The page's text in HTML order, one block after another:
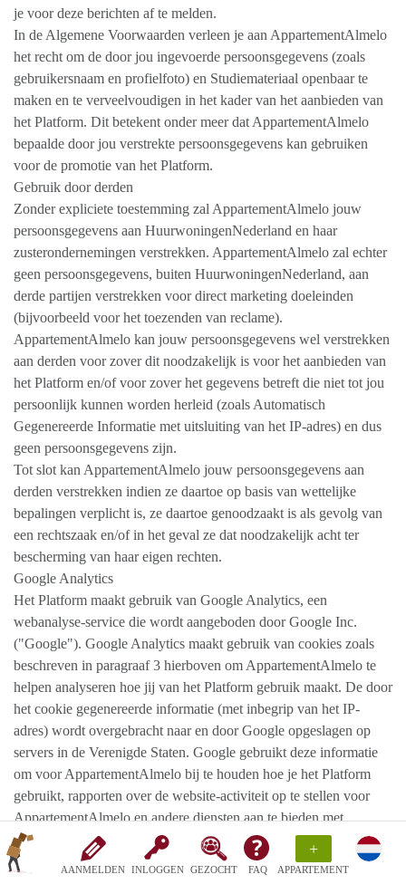
AANMELDEN INLOGGEN GEZOCHT FAQ
+
APPARTEMENT
je voor deze berichten af te melden.
In de Algemene Voorwaarden verleen je aan AppartementAlmelo
het recht om de door jou ingevoerde persoonsgegevens (zoals
gebruikersnaam en profielfoto) en Studiemateriaal openbaar te
maken en te verveelvoudigen in het kader van het aanbieden van
het Platform. Dit betekent onder meer dat AppartementAlmelo
bepaalde door jou verstrekte persoonsgegevens kan gebruiken
voor de promotie van het Platform.
Gebruik door derden
Zonder expliciete toestemming zal AppartementAlmelo jouw
persoonsgegevens aan HuurwoningenNederland en haar
zusterondernemingen verstrekken. AppartementAlmelo zal echter
geen persoonsgegevens, buiten HuurwoningenNederland, aan
derde partijen verstrekken voor direct marketing doeleinden
(bijvoorbeeld voor het toezenden van reclame).
AppartementAlmelo kan jouw persoonsgegevens wel verstrekken
aan derden voor zover dit noodzakelijk is voor het aanbieden van
het Platform en/of voor zover het gegevens betreft die niet tot jou
persoonlijk kunnen worden herleid (zoals Automatisch
Gegenereerde Informatie met uitsluiting van het IP-adres) en dus
geen persoonsgegevens zijn.
Tot slot kan AppartementAlmelo jouw persoonsgegevens aan
derden verstrekken indien ze daartoe op basis van wettelijke
bepalingen verplicht is, ze daartoe genoodzaakt is als gevolg van
een rechtszaak en/of in het geval ze dat noodzakelijk acht ter
bescherming van haar eigen rechten.
Google Analytics
Het Platform maakt gebruik van Google Analytics, een
webanalyse-service die wordt aangeboden door Google Inc.
("Google"). Google Analytics maakt gebruik van cookies zoals
beschreven in paragraaf 3 hierboven om AppartementAlmelo te
helpen analyseren hoe jij van het Platform gebruik maakt. De door
het cookie gegenereerde informatie (met inbegrip van het IP-
adres) wordt overgebracht naar en door Google opgeslagen op
servers in de Verenigde Staten. Google gebruikt deze informatie
om voor AppartementAlmelo bij te houden hoe je het Platform
gebruikt, rapporten over de website-activiteit op te stellen voor
AppartementAlmelo en andere diensten aan te bieden met
betrekking tot website-activiteit en internet gebruik. Google mag
deze informatie aan derden verschaffen indien Google hiertoe